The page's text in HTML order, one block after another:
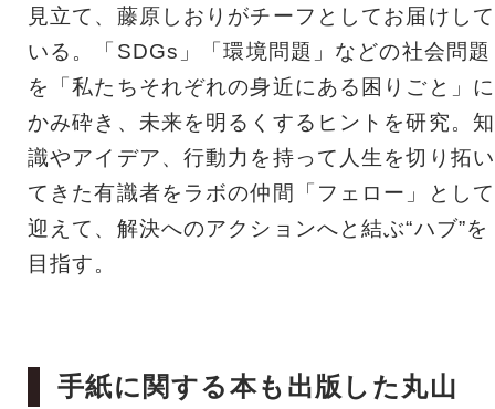
見立て、藤原しおりがチーフとしてお届けして
いる。「SDGs」「環境問題」などの社会問題
を「私たちそれぞれの身近にある困りごと」に
かみ砕き、未来を明るくするヒントを研究。知
識やアイデア、行動力を持って人生を切り拓い
てきた有識者をラボの仲間「フェロー」として
迎えて、解決へのアクションへと結ぶ“ハブ”を
目指す。
手紙に関する本も出版した丸山